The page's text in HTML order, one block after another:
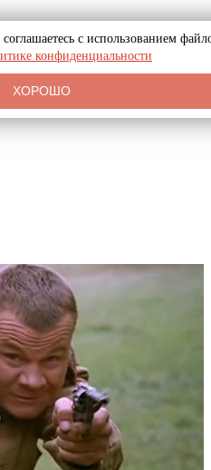
с использованием
конфиденциальности
ХОРОШО